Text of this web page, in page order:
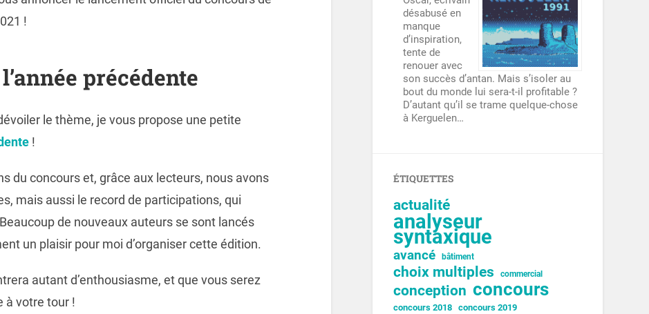
!
précédente
le thème, je vous propose une petite
!
du concours et, grâce aux lecteurs, nous avons
mais aussi le record de participations, qui
de nouveaux auteurs se sont lancés
un plaisir pour moi d’organiser cette édition.
autant d’enthousiasme, et que vous serez
à votre tour !
désabusé en
manque
d’inspiration,
tente de
renouer avec
son succès d’antan. Mais s’isoler au
bout du monde lui sera-t-il profitable ?
D’autant qu’il se trame quelque-chose
à Kerguelen…
ÉTIQUETTES
actualité
analyseur
syntaxique
avancé bâtiment
choix multiples commercial
conception concours
concours 2018
concours 2019